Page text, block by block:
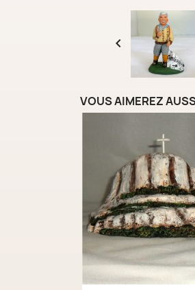

VOUS AIMEREZ